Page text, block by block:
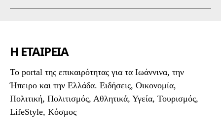
Η ΕΤΑΙΡΕΙΑ
To portal της επικαιρότητας για τα Ιωάννινα, την
Ήπειρο και την Ελλάδα. Ειδήσεις, Οικονομία,
Πολιτική, Πολιτισμός, Αθλητικά, Υγεία, Τουρισμός,
LifeStyle, Κόσμος